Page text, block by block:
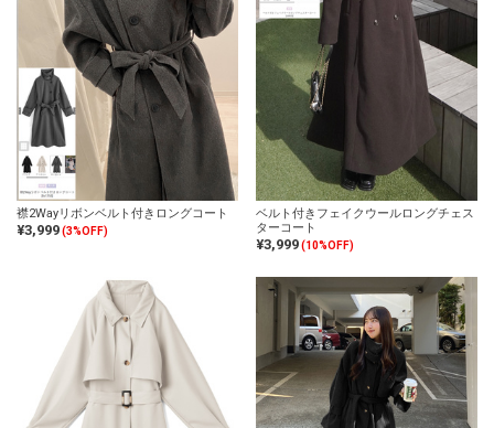
襟2Wayリボンベルト付きロングコート
¥3,999(3%OFF)
ベルト付きフェイクウールロングチェス
ターコート
¥3,999(10%OFF)